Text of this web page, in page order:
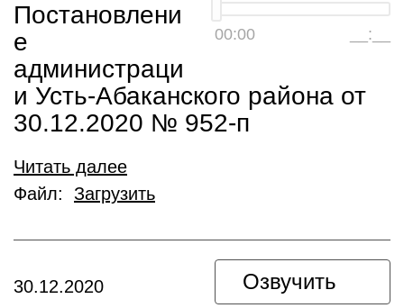
00:00 __:__
Постановлени
е
администраци
и Усть-Абаканского района от
30.12.2020 № 952-п
Читать далее
Файл: Загрузить
Озвучить
30.12.2020